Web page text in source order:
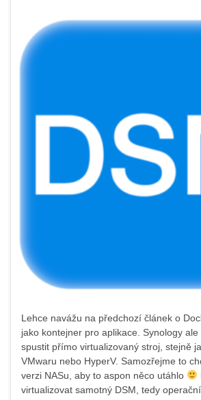
Lehce navážu na předchozí článek o
jako kontejner pro aplikace. Synology
spustit přímo virtualizovaný stroj, stejně
VMwaru nebo HyperV. Samozřejme to
verzi NASu, aby to aspon něco utáhlo
virtualizovat samotný DSM, tedy